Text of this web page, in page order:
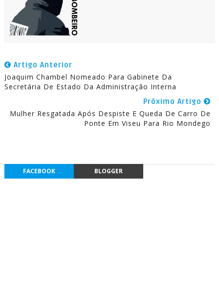
Artigo Anterior
Joaquim Chambel Nomeado Para Gabinete Da
Secretária De Estado Da Administração Interna
Próximo Artigo
Mulher Resgatada Após Despiste E Queda De Carro De
Ponte Em Viseu Para Rio Mondego
FACEBOOK BLOGGER